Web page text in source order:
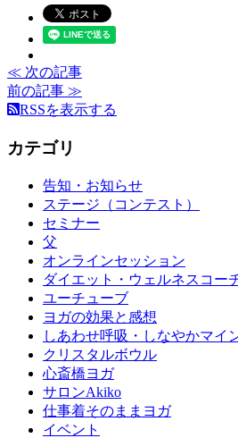
≪ 次の記事
前の記事 ≫
RSSを表示する
カテゴリ
告知・お知らせ
ステージ（コンテスト）
セミナー
父
オンラインセッション
ダイエット・ウェルネスコー
ユーチューブ
ヨガの効果と感想
しあわせ呼吸・しなやかマイ
クリスタルボウル
心斎橋ヨガ
サロンAkiko
仕事着そのままヨガ
イベント